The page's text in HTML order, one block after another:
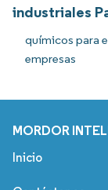
industriales
químicos para
empresas
MORDOR
Inicio